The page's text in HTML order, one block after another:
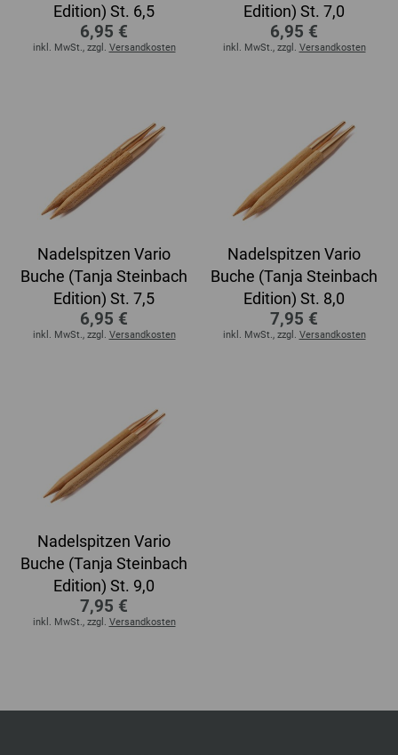
Edition) St. 6,5
6,95 €
inkl. MwSt., zzgl. Versandkosten
Edition) St. 7,0
6,95 €
inkl. MwSt., zzgl. Versandkosten
Nadelspitzen Vario
Buche (Tanja Steinbach
Edition) St. 7,5
6,95 €
inkl. MwSt., zzgl. Versandkosten
Nadelspitzen Vario
Buche (Tanja Steinbach
Edition) St. 8,0
7,95 €
inkl. MwSt., zzgl. Versandkosten
Nadelspitzen Vario
Buche (Tanja Steinbach
Edition) St. 9,0
7,95 €
inkl. MwSt., zzgl. Versandkosten